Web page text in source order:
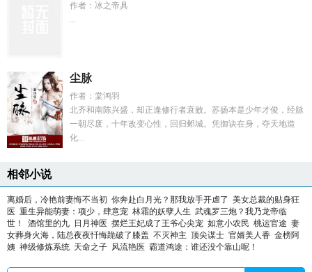
作者：冰之帝具
...
尘脉
作者：棠鸿羽
北齐和南陈兴盛，却正逢修行者衰败。苏扬本是少年才俊，经脉
一朝尽废，十年改变心性，回归邺城。凭御诀在身，夺天地造
化...
相邻小说
离婚后，冷艳前妻悔不当初 你奔赴白月光？那我放手开虐了 美女总裁的贴身狂
医 重生异能萌妻：项少，肆意宠 林霜的妖孽人生 武魂罗三炮？我乃龙帝临
世！
酒馆里的九 日月神医 摆烂王妃成了王爷心尖宠 如意小农民 桃运官途 妻
女葬身火海，陆总夜夜忏悔跪破了膝盖 不灭神主 顶尖谋士 官婿美人香 金榜阿
姨 神级修炼系统 天命之子 风流艳医 霸道鸿途：谁还没个靠山呢！